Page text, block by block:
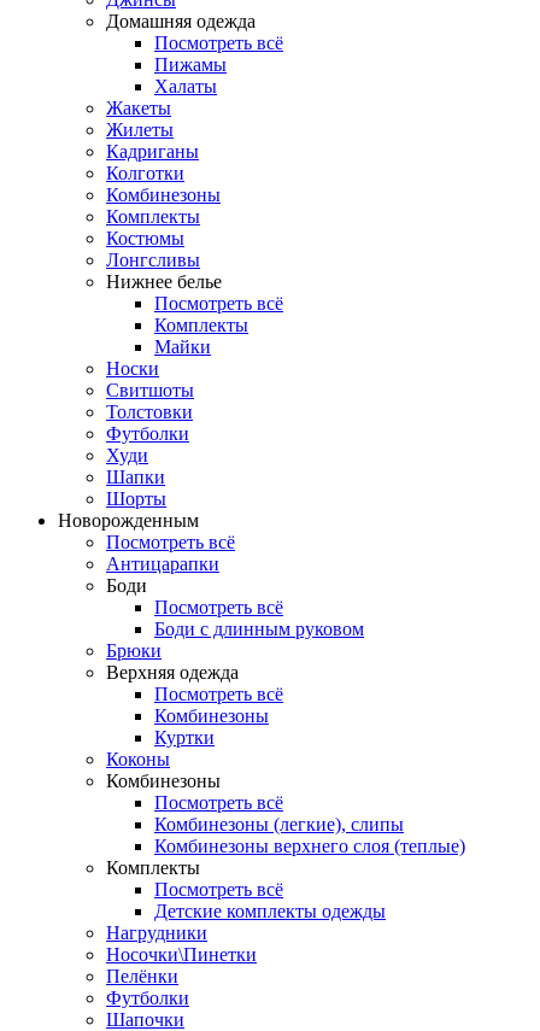
Домашняя одежда
Посмотреть всё
Пижамы
Халаты
Жакеты
Жилеты
Кадриганы
Колготки
Комбинезоны
Комплекты
Костюмы
Лонгсливы
Нижнее белье
Посмотреть всё
Комплекты
Майки
Носки
Свитшоты
Толстовки
Футболки
Худи
Шапки
Шорты
Новорожденным
Посмотреть всё
Антицарапки
Боди
Посмотреть всё
Боди с длинным руковом
Брюки
Верхняя одежда
Посмотреть всё
Комбинезоны
Куртки
Коконы
Комбинезоны
Посмотреть всё
Комбинезоны (легкие), слипы
Комбинезоны верхнего слоя (теплые)
Комплекты
Посмотреть всё
Детские комплекты одежды
Нагрудники
Носочки\Пинетки
Пелёнки
Футболки
Шапочки